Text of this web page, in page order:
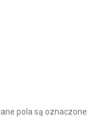
pola są oznaczone